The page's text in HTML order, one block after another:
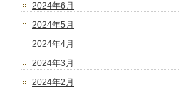
2024年6月
2024年5月
2024年4月
2024年3月
2024年2月